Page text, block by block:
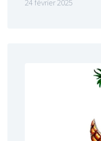
24 février 2025